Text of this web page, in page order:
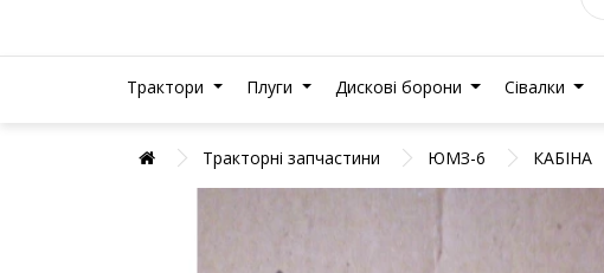
Трактори Плуги Дискові борони Сівалки
Тракторні запчастини ЮМЗ-6 КАБІНА